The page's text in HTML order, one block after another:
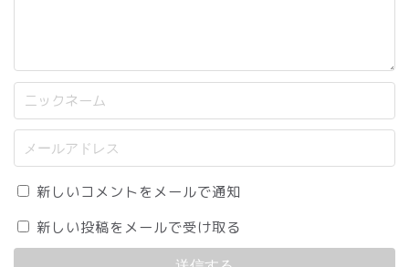
新しいコメントをメールで通知
新しい投稿をメールで受け取る